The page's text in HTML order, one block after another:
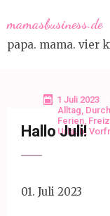
to
content
mamasbusiness.de
papa. mama. vier
1 Juli 2023
Alltag,
Ferien,
Urlaub,
Hallo Juli!
01. Juli 2023